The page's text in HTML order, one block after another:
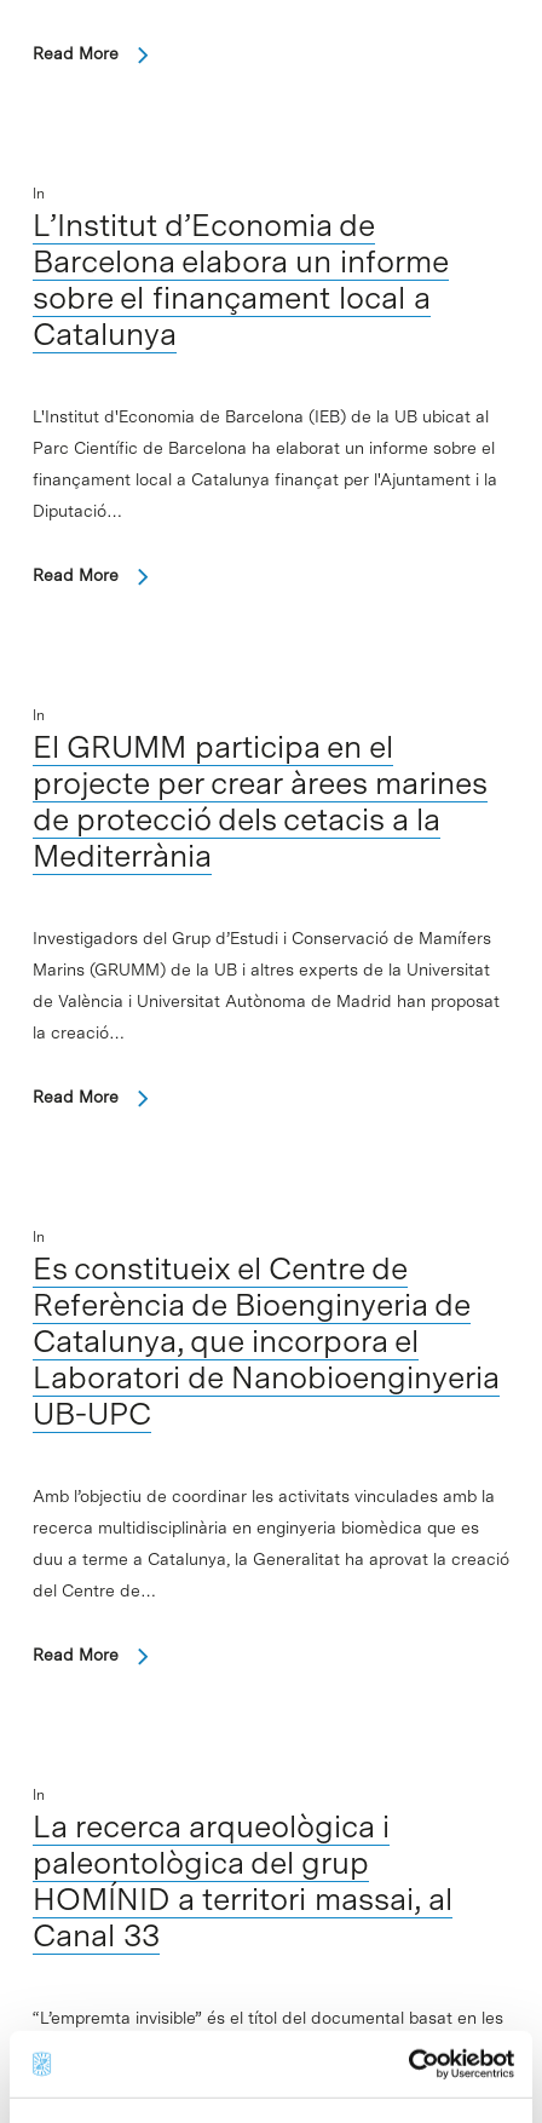
Read More
In
L’Institut d’Economia de
Barcelona elabora un informe
sobre el finançament local a
Catalunya
L'Institut d'Economia de Barcelona (IEB) de la UB ubicat al
Parc Científic de Barcelona ha elaborat un informe sobre el
finançament local a Catalunya finançat per l'Ajuntament i la
Diputació…
Read More
In
El GRUMM participa en el
projecte per crear àrees marines
de protecció dels cetacis a la
Mediterrània
Investigadors del Grup d’Estudi i Conservació de Mamífers
Marins (GRUMM) de la UB i altres experts de la Universitat
de València i Universitat Autònoma de Madrid han proposat
la creació…
Read More
In
Es constitueix el Centre de
Referència de Bioenginyeria de
Catalunya, que incorpora el
Laboratori de Nanobioenginyeria
UB-UPC
Amb l’objectiu de coordinar les activitats vinculades amb la
recerca multidisciplinària en enginyeria biomèdica que es
duu a terme a Catalunya, la Generalitat ha aprovat la creació
del Centre de…
Read More
In
La recerca arqueològica i
paleontològica del grup
HOMÍNID a territori massai, al
Canal 33
“L’empremta invisible” és el títol del documental basat en les
expedicions arqueològiques i etnològiques del grup de
recerca HOMÍNID-Grup d’Orígens Humans a Peninj i llac